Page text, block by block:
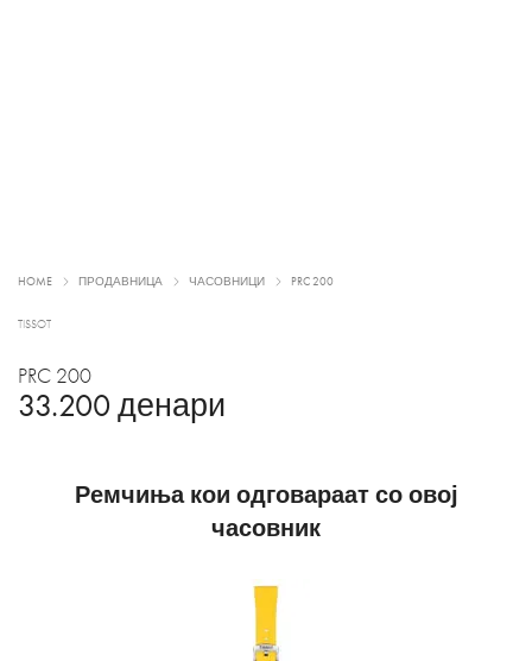
HOME ПРОДАВНИЦА ЧАСОВНИЦИ PRC 200
TISSOT
PRC 200
33.200 денари
Ремчиња кои одговараат со овој
часовник